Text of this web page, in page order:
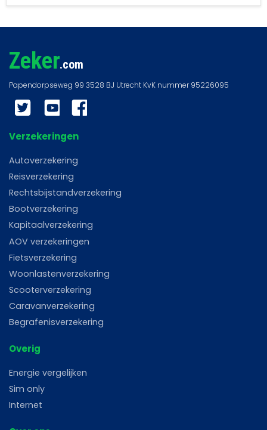
Koning
Zeker.com
Twitter YouTube
Verzekeringen
Autoverzekering
Reisverzekering
Rechtsbijstandverzekering
Bootverzekering
Kapitaalverzekering
AOV verzekeringen
Fietsverzekering
Woonlastenverzekering
Scooterverzekering
Caravanverzekering
Begrafenisverzekering
Overig
Energie vergelijken
Sim only
Internet